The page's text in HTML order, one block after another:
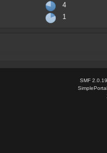
4
1
SMF 2.0.19